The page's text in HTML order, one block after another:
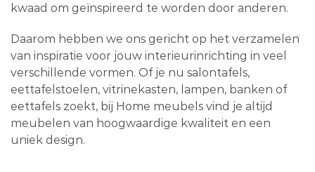
kwaad om geïnspireerd te worden door anderen.
Daarom hebben we ons gericht op het verzamelen
van inspiratie voor jouw interieurinrichting in veel
verschillende vormen. Of je nu salontafels,
eettafelstoelen, vitrinekasten, lampen, banken of
eettafels zoekt, bij Home meubels vind je altijd
meubelen van hoogwaardige kwaliteit en een
uniek design.